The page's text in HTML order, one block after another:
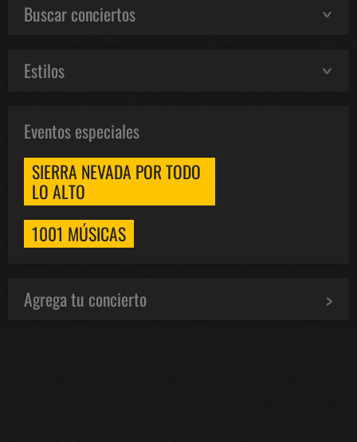
Buscar conciertos
Estilos
Eventos especiales
SIERRA NEVADA POR TODO
LO ALTO
1001 MÚSICAS
Agrega tu concierto